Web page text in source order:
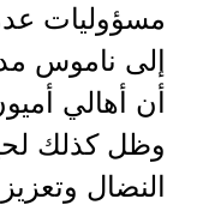
مسؤوليات
إلى ناموس
أن أهالي
وظل كذلك
النضال